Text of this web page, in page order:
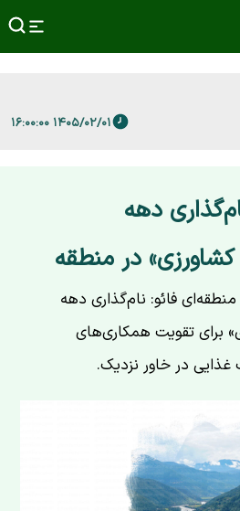
۱۴۰۵/۰۲/۰۱ ۱۶:۰۰:۰۰
دهه
در منطقه
فائو: نام‌گذاری دهه
برای تقویت همکاری‌های
در خاور نزدیک.